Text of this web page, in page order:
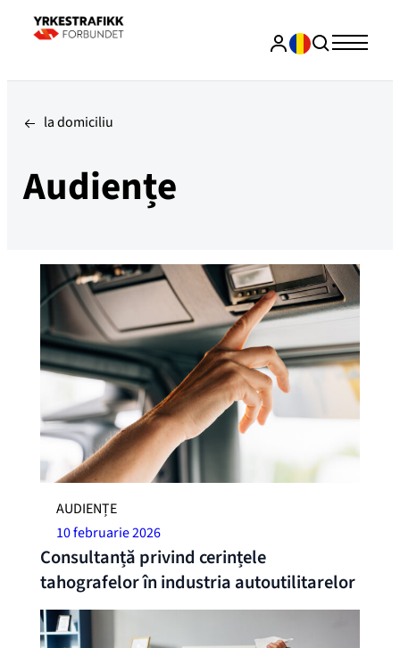
la domiciliu
Audiențe
AUDIENȚE
10 februarie 2026
Consultanță privind cerințele
tahografelor în industria autoutilitarelor